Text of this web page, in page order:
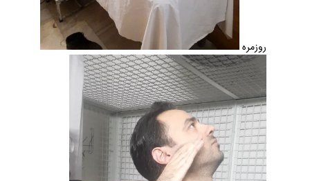
روزمره